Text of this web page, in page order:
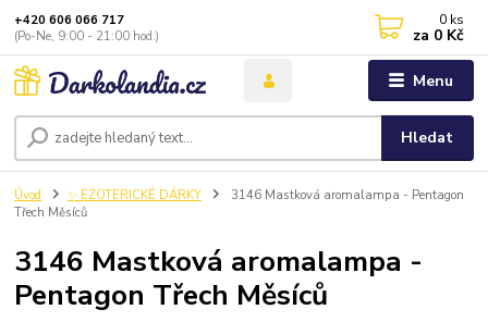
Menu
Hledat
+420 606 066 717
(Po-Ne, 9:00 - 21:00 hod.)
0 ks
za 0 Kč
Úvod ✨ EZOTERICKÉ DÁRKY
3146 Mastková aromalampa - Pentagon
Třech Měsíců
3146 Mastková aromalampa -
Pentagon Třech Měsíců